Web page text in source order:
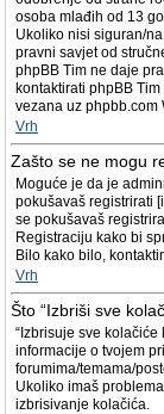
osoba mlađih od 13
Ukoliko nisi siguran/
pravni savjet od
phpBB Tim ne daje
kontaktirati phpBB
vezana uz phpbb.com
Vrh
Zašto se ne mogu
Moguće je da je
pokušavaš registrirati
se pokušavaš
Registraciju kako bi
Bilo kako bilo,
Vrh
Što “Izbriši sve
“Izbrisuje sve
informacije o tvojem
forumima/temama/
Ukoliko imaš
izbrisivanje kolačića.